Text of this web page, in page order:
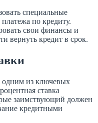
специальные
по кредиту.
свои финансы и
вернуть кредит в срок.
одним из ключевых
ставка
заимствующий должен
кредитными